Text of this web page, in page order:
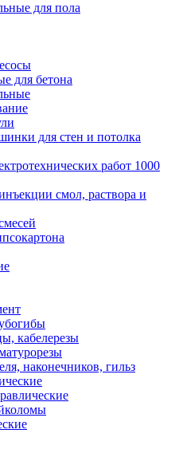
для пола
для бетона
для стен и потолка
работ 1000
смол, раствора и
кабелерезы
наконечников, гильз